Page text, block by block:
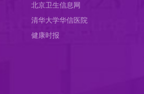
员会
北京卫生信息网
清华大学华信医院
健康时报